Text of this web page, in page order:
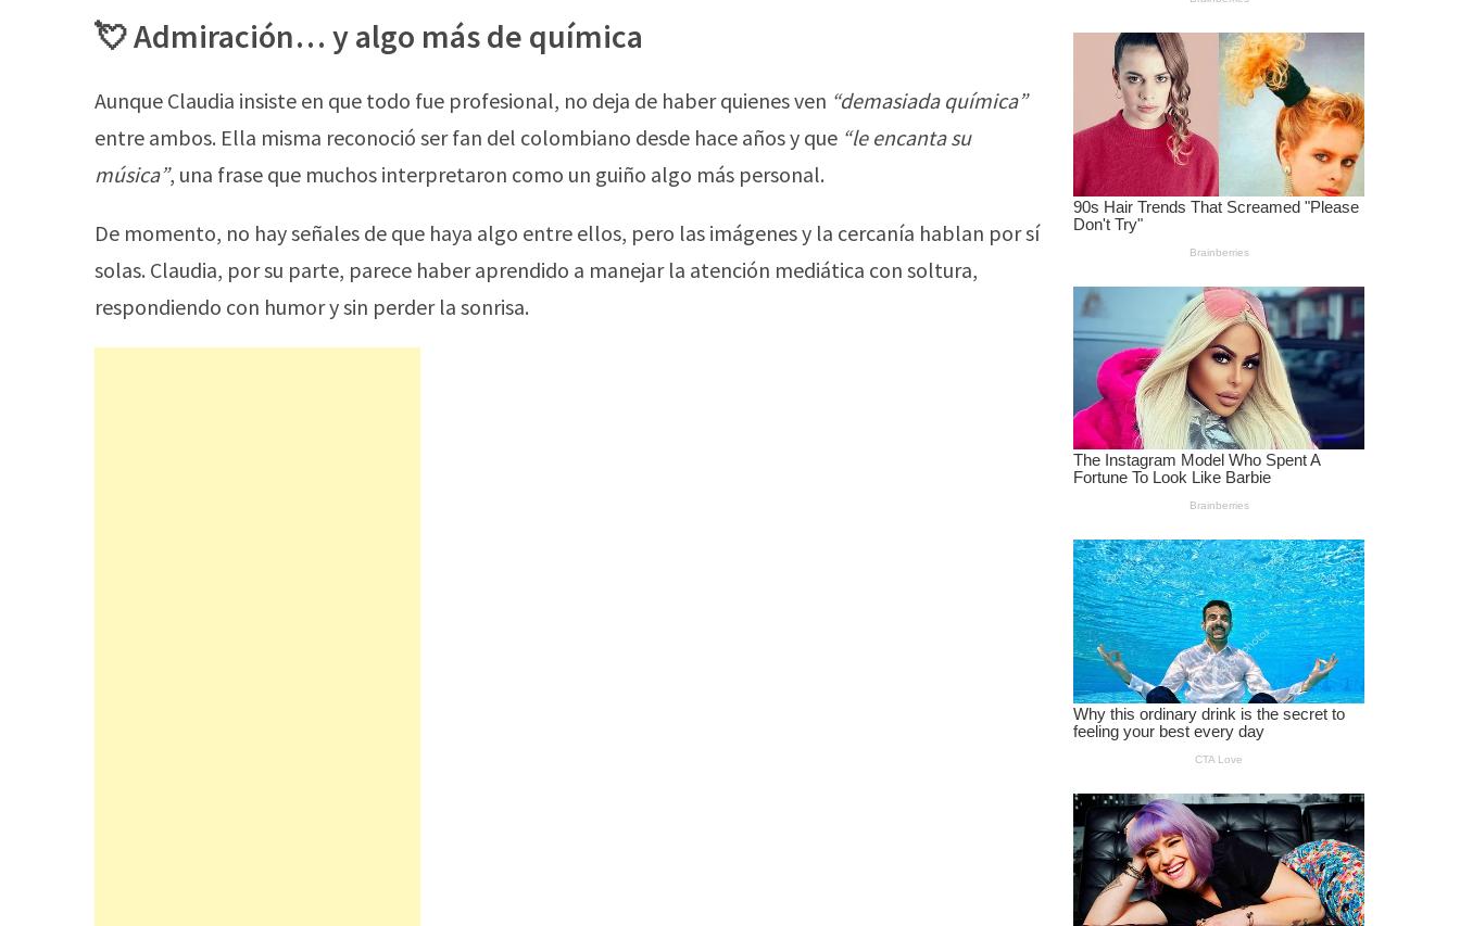
💘 Admiración… y algo más de química
Aunque Claudia insiste en que todo fue profesional, no deja de haber quienes ven “demasiada química”
entre ambos. Ella misma reconoció ser fan del colombiano desde hace años y que “le encanta su
música”, una frase que muchos interpretaron como un guiño algo más personal.
De momento, no hay señales de que haya algo entre ellos, pero las imágenes y la cercanía hablan por sí
solas. Claudia, por su parte, parece haber aprendido a manejar la atención mediática con soltura,
respondiendo con humor y sin perder la sonrisa.